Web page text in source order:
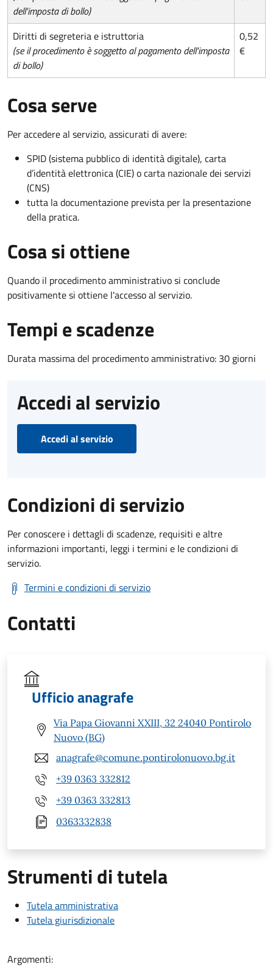
dell'imposta di bollo)
Diritti di segreteria e istruttoria
(se il procedimento è soggetto al pagamento dell'imposta
di bollo)
0,52
€
Cosa serve
Per accedere al servizio, assicurati di avere:
SPID (sistema pubblico di identità digitale), carta
d’identità elettronica (CIE) o carta nazionale dei servizi
(CNS)
tutta la documentazione prevista per la presentazione
della pratica.
Cosa si ottiene
Quando il procedimento amministrativo si conclude
positivamente si ottiene l'accesso al servizio.
Tempi e scadenze
Durata massima del procedimento amministrativo: 30 giorni
Accedi al servizio
Accedi al servizio
Condizioni di servizio
Per conoscere i dettagli di scadenze, requisiti e altre
informazioni importanti, leggi i termini e le condizioni di
servizio.
Termini e condizioni di servizio
Contatti
Ufficio anagrafe
Via Papa Giovanni XXIII, 32 24040 Pontirolo
Nuovo (BG)
anagrafe@comune.pontirolonuovo.bg.it
+39 0363 332812
+39 0363 332813
0363332838
Strumenti di tutela
Tutela amministrativa
Tutela giurisdizionale
Argomenti: